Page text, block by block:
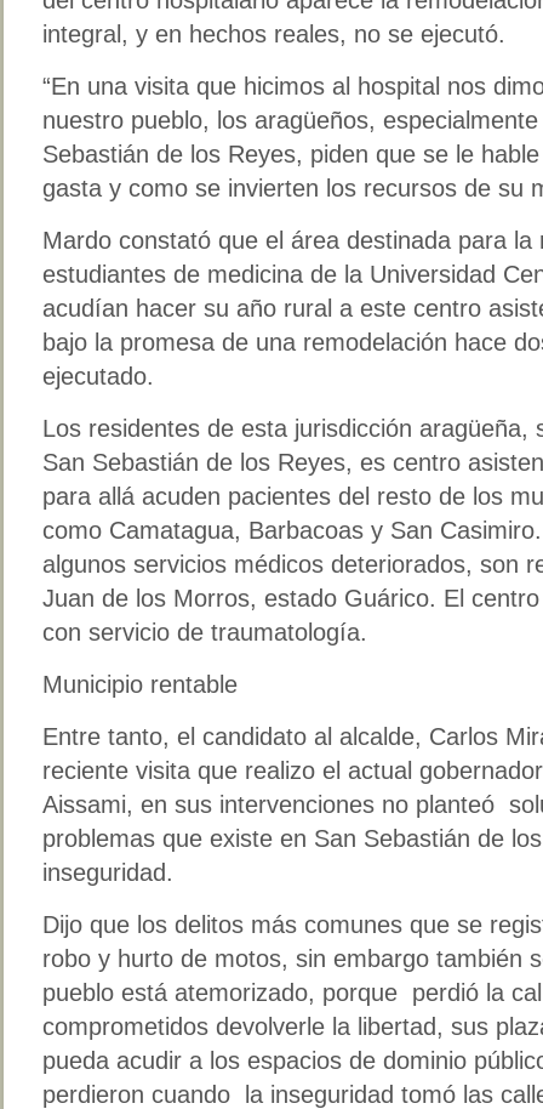
integral, y en hechos reales, no se ejecutó.
“En una visita que hicimos al hospital nos
nuestro pueblo, los aragüeños,
Sebastián de los Reyes, piden que se le
gasta y como se invierten los recursos de su
Mardo constató que el área destinada para la
estudiantes de medicina de la Universidad
acudían hacer su año rural a este centro
bajo la promesa de una remodelación hace
ejecutado.
Los residentes de esta jurisdicción aragüeña,
San Sebastián de los Reyes, es centro
para allá acuden pacientes del resto de los
como Camatagua, Barbacoas y San
algunos servicios médicos deteriorados, son
Juan de los Morros, estado Guárico. El
con servicio de traumatología.
Municipio rentable
Entre tanto, el candidato al alcalde, Carlos
reciente visita que realizo el actual
Aissami, en sus intervenciones no planteó
problemas que existe en San Sebastián de
inseguridad.
Dijo que los delitos más comunes que se
robo y hurto de motos, sin embargo también
pueblo está atemorizado, porque perdió la
comprometidos devolverle la libertad, sus
pueda acudir a los espacios de dominio
perdieron cuando la inseguridad tomó las